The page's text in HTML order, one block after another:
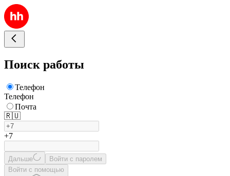
Поиск работы
Телефон
Телефон
Почта
🇷🇺
+7
Дальше
Войти с паролем
Войти с помощью